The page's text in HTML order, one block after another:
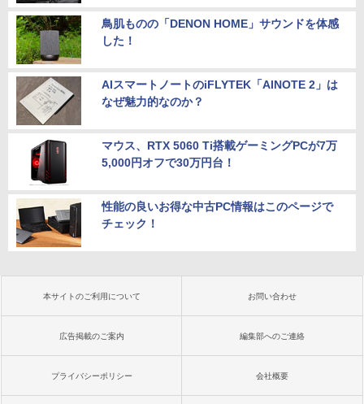
鳥肌ものの「DENON HOME」サウンドを体感
した！
AIスマートノートのiFLYTEK「AINOTE 2」は
なぜ魅力的なのか？
マウス、RTX 5060 Ti搭載ゲーミングPCが7万
5,000円オフで30万円台！
性能の良いお得な中古PC情報はこのページで
チェック！
本サイトのご利用について お問い合わせ
広告掲載のご案内 編集部へのご連絡
プライバシーポリシー 会社概要